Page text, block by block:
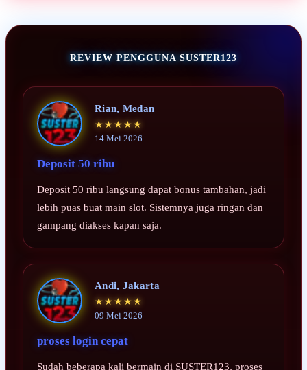
REVIEW PENGGUNA SUSTER123
Rian, Medan
★★★★★
14 Mei 2026
Deposit 50 ribu
Deposit 50 ribu langsung dapat bonus tambahan, jadi
lebih puas buat main slot. Sistemnya juga ringan dan
gampang diakses kapan saja.
Andi, Jakarta
★★★★★
09 Mei 2026
proses login cepat
Sudah beberapa kali bermain di SUSTER123, proses